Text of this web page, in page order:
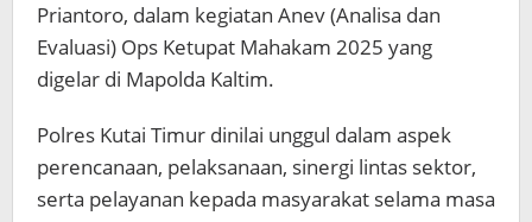
Priantoro, dalam kegiatan Anev (Analisa dan
Evaluasi) Ops Ketupat Mahakam 2025 yang
digelar di Mapolda Kaltim.
Polres Kutai Timur dinilai unggul dalam aspek
perencanaan, pelaksanaan, sinergi lintas sektor,
serta pelayanan kepada masyarakat selama masa